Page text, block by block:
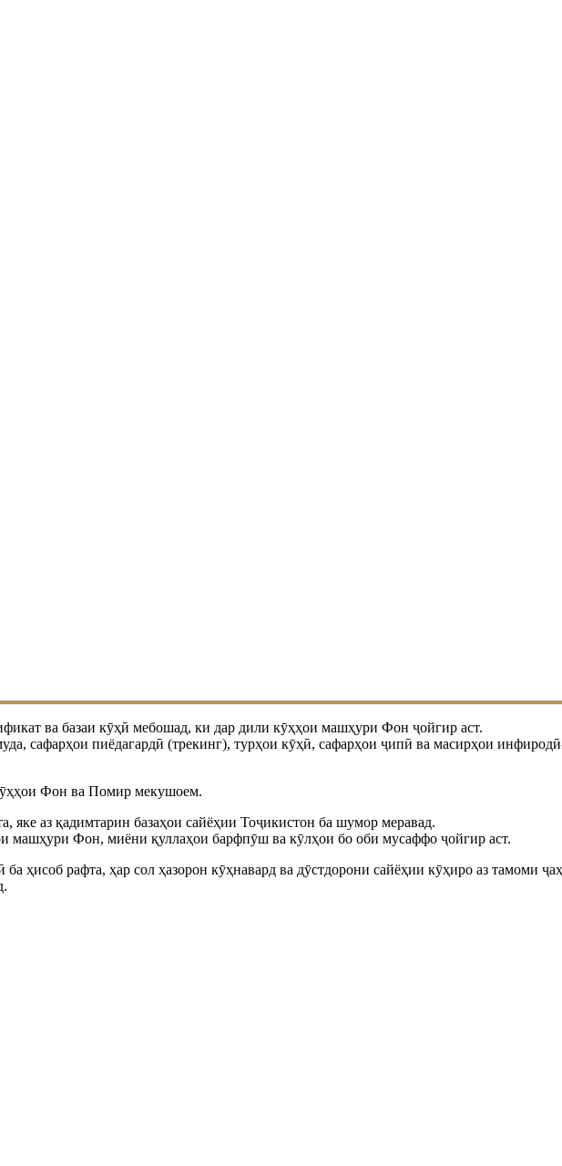
ва базаи кӯҳӣ мебошад, ки дар дили кӯҳҳои машҳури Фон ҷойгир аст.
сафарҳои пиёдагардӣ (трекинг), турҳои кӯҳӣ, сафарҳои ҷипӣ ва масирҳои
Фон ва Помир мекушоем.
аз қадимтарин базаҳои сайёҳии Тоҷикистон ба шумор меравад.
машҳури Фон, миёни қуллаҳои барфпӯш ва кӯлҳои бо оби мусаффо ҷойгир аст.
ҳисоб рафта, ҳар сол ҳазорон кӯҳнавард ва дӯстдорони сайёҳии кӯҳиро аз тамоми